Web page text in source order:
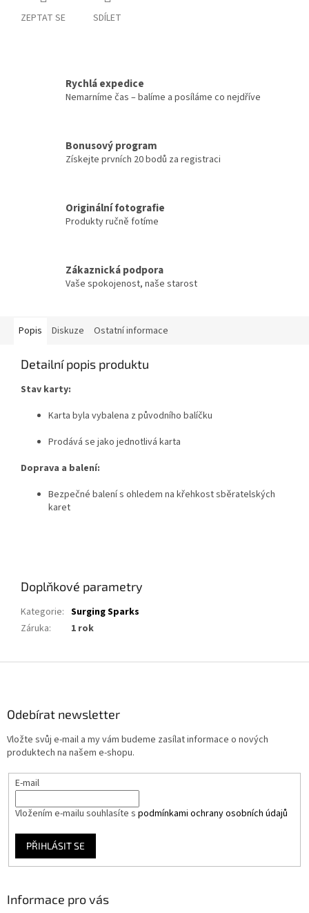
ZEPTAT SE SDÍLET
Rychlá expedice
Nemarníme čas – balíme a posíláme co nejdříve
Bonusový program
Získejte prvních 20 bodů za registraci
Originální fotografie
Produkty ručně fotíme
Zákaznická podpora
Vaše spokojenost, naše starost
Popis Diskuze Ostatní informace
Detailní popis produktu
Stav karty:
Karta byla vybalena z původního balíčku
Prodává se jako jednotlivá karta
Doprava a balení:
Bezpečné balení s ohledem na křehkost sběratelských
karet
Doplňkové parametry
Kategorie: Surging Sparks
Záruka: 1 rok
Odebírat newsletter
Vložte svůj e-mail a my vám budeme zasílat informace o nových
produktech na našem e-shopu.
E-mail
Vložením e-mailu souhlasíte s podmínkami ochrany osobních údajů
PŘIHLÁSIT SE
Informace pro vás